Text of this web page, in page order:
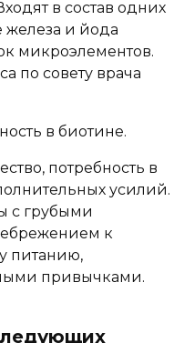
в состав одних
железа и йода
микроэлементов.
по совету врача
в биотине.
потребность в
усилий.
с грубыми
к
питанию,
привычками.